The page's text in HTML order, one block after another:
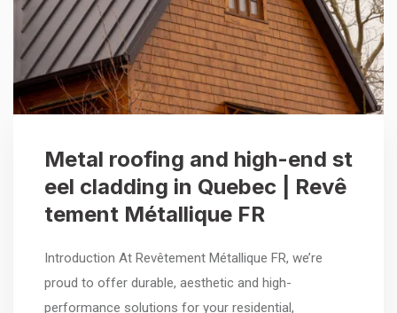
Metal roofing and high-end st
eel cladding in Quebec | Revê
tement Métallique FR
Introduction At Revêtement Métallique FR, we’re
proud to offer durable, aesthetic and high-
performance solutions for your residential,